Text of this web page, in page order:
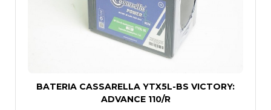
BATERIA CASSARELLA YTX5L-BS VICTORY:
ADVANCE 110/R